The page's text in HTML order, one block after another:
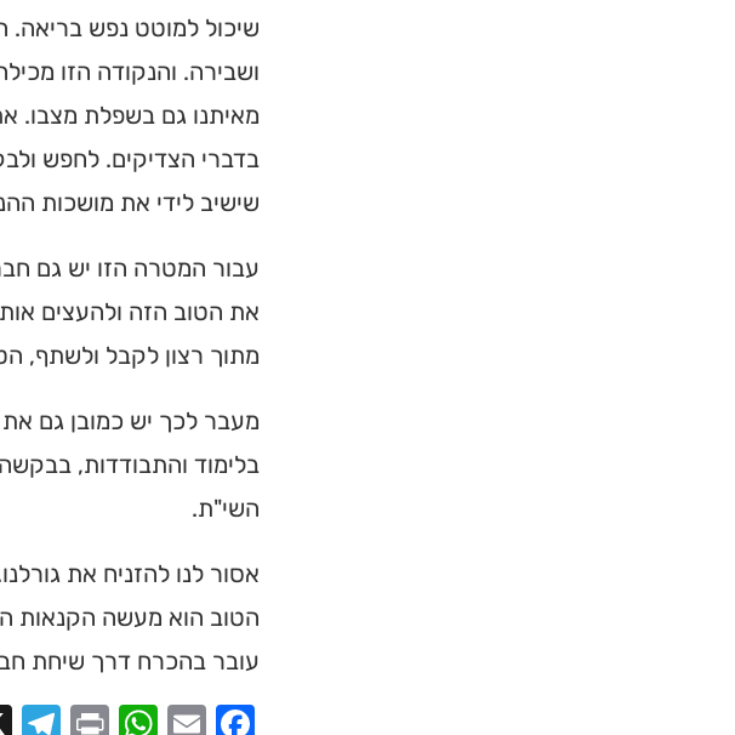
שיכול למוטט נפש
ושבירה. והנקודה הזו
מאיתנו גם בשפלת מצבו.
בדברי הצדיקים. לחפש
שישיב לידי את מושכות
עבור המטרה הזו יש גם
את הטוב הזה ולהעצים
מתוך רצון לקבל ולשתף,
מעבר לכך יש כמובן גם
בלימוד והתבודדות,
השי"ת.
אסור לנו להזניח את
הטוב הוא מעשה הקנאות
עובר בהכרח דרך שיחת
Facebook
Email
WhatsApp
Print